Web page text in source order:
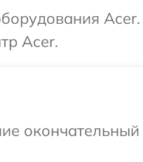
Acer.
окончательный